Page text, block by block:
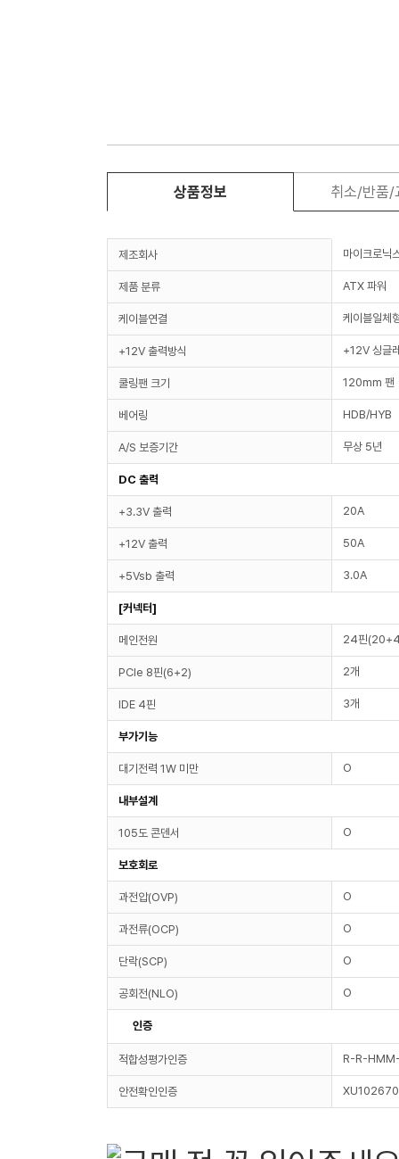
상품정보 취소/반품/
제조회사 마이크로닉
제품 분류 ATX 파워
케이블연결 케이블일체
+12V 출력방식 +12V 싱글
쿨링팬 크기 120mm 팬
베어링 HDB/HYB
A/S 보증기간 무상 5년
DC 출력
+3.3V 출력 20A
+12V 출력 50A
+5Vsb 출력 3.0A
[커넥터]
메인전원 24핀
PCIe 8핀(6+2) 2개
IDE 4핀 3개
부가기능
대기전력 1W 미만 O
내부설계
105도 콘덴서 O
보호회로
과전압(OVP) O
과전류(OCP) O
단락(SCP) O
공회전(NLO) O
인증
적합성평가인증 R-R-
안전확인인증